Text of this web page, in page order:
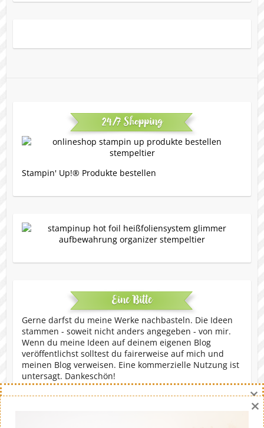
24/7 Shopping
Stampin' Up!® Produkte bestellen
Eine Bitte
Gerne darfst du meine Werke nachbasteln. Die Ideen
stammen - soweit nicht anders angegeben - von mir.
Wenn du meine Ideen auf deinem eigenen Blog
veröffentlichst solltest du fairerweise auf mich und
meinen Blog verweisen. Eine kommerzielle Nutzung ist
untersagt. Dankeschön!
×
×